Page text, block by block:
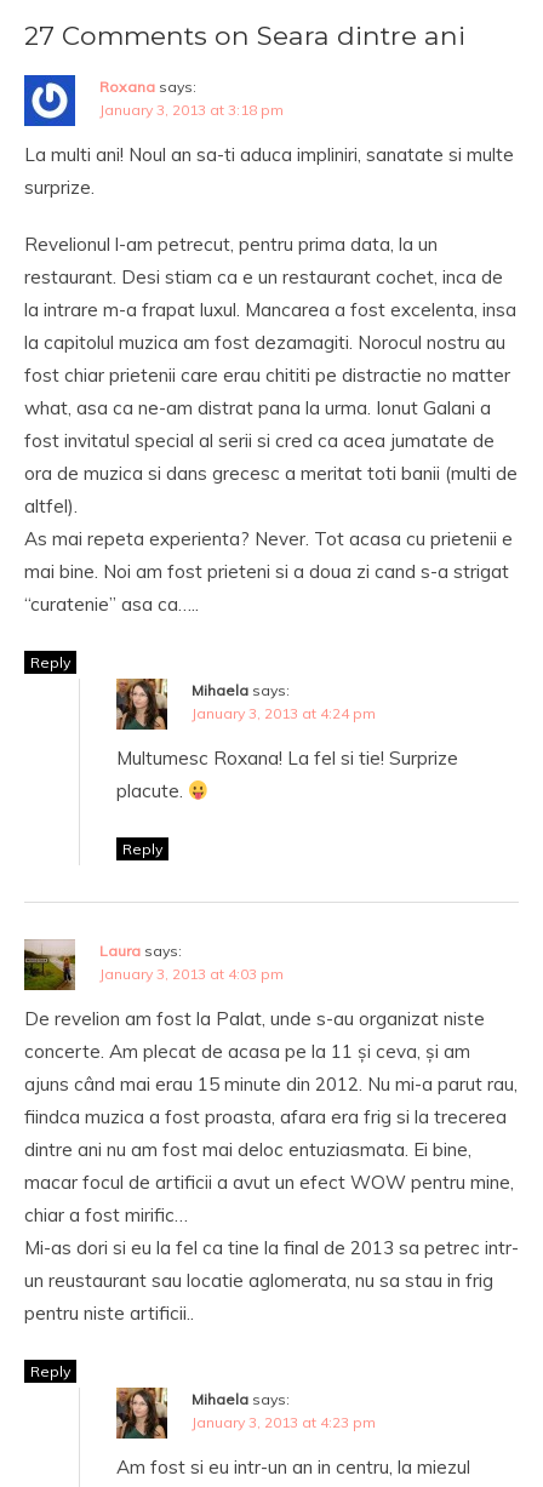
27 Comments on Seara dintre ani
Roxana says:
January 3, 2013 at 3:18 pm
La multi ani! Noul an sa-ti aduca impliniri, sanatate si multe
surprize.
Revelionul l-am petrecut, pentru prima data, la un
restaurant. Desi stiam ca e un restaurant cochet, inca de
la intrare m-a frapat luxul. Mancarea a fost excelenta, insa
la capitolul muzica am fost dezamagiti. Norocul nostru au
fost chiar prietenii care erau chititi pe distractie no matter
what, asa ca ne-am distrat pana la urma. Ionut Galani a
fost invitatul special al serii si cred ca acea jumatate de
ora de muzica si dans grecesc a meritat toti banii (multi de
altfel).
As mai repeta experienta? Never. Tot acasa cu prietenii e
mai bine. Noi am fost prieteni si a doua zi cand s-a strigat
“curatenie” asa ca…..
Reply
Mihaela says:
January 3, 2013 at 4:24 pm
Multumesc Roxana! La fel si tie! Surprize
placute.
Reply
Laura says:
January 3, 2013 at 4:03 pm
De revelion am fost la Palat, unde s-au organizat niste
concerte. Am plecat de acasa pe la 11 și ceva, și am
ajuns când mai erau 15 minute din 2012. Nu mi-a parut rau,
fiindca muzica a fost proasta, afara era frig si la trecerea
dintre ani nu am fost mai deloc entuziasmata. Ei bine,
macar focul de artificii a avut un efect WOW pentru mine,
chiar a fost mirific…
Mi-as dori si eu la fel ca tine la final de 2013 sa petrec intr-
un reustaurant sau locatie aglomerata, nu sa stau in frig
pentru niste artificii..
Reply
Mihaela says:
January 3, 2013 at 4:23 pm
Am fost si eu intr-un an in centru, la miezul